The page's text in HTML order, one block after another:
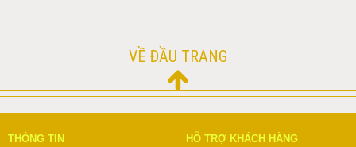
VỀ ĐẦU TRANG
THÔNG TIN
HỖ TRỢ KHÁCH HÀNG